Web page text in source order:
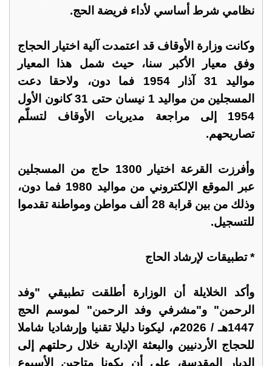
نظامي شرط أساسي لأداء فريضة الحج.
وكانت وزارة الأوقاف قد اعتمدت آلية اختيار الحجاج
وفق معيار الأكبر سنا، حيث شمل هذا المعيار
مواليد 31 آذار 1954 فما دون، ولاحقا دعت
المسجلين من مواليد 1 نيسان حتى 31 كانون الأول
1954 إلى مراجعة مديريات الأوقاف لتسلّم
تصاريحهم.
وأفرزت القرعة اختيار 1300 حاج من المسجلين
عبر الموقع الإلكتروني من مواليد 1980 فما دون،
وذلك من بين قرابة 28 ألف مواطن ومواطنة تقدموا
للتسجيل.
* تطبيقات لإرشاد الحاج
وأكد الخلايلة أن الوزارة أطلقت تطبيقي "وفد
الرحمن" و"مشرفي وفد الرحمن" لموسم الحج
1447هـ / 2026م، ليكونا دليلا تقنيا وإرشاديا شاملا
للحجاج الأردنيين والبعثة الإدارية خلال رحلتهم إلى
الديار المقدسة، على أن يكونا متاحين الأسبوع